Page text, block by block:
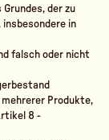
der zu
in
falsch oder nicht
Produkte,
8 -